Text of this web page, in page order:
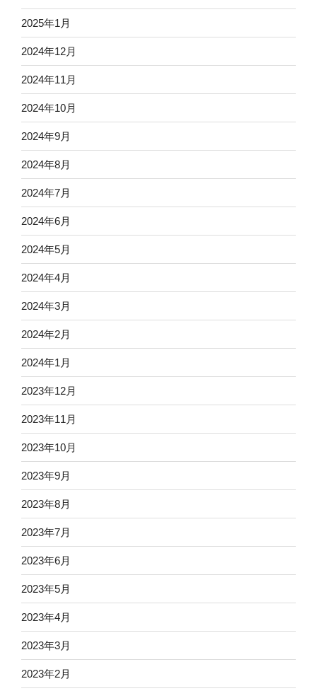
2025年1月
2024年12月
2024年11月
2024年10月
2024年9月
2024年8月
2024年7月
2024年6月
2024年5月
2024年4月
2024年3月
2024年2月
2024年1月
2023年12月
2023年11月
2023年10月
2023年9月
2023年8月
2023年7月
2023年6月
2023年5月
2023年4月
2023年3月
2023年2月